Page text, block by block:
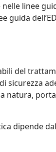
linee
guida
del
sicurezza
natura,
dipende